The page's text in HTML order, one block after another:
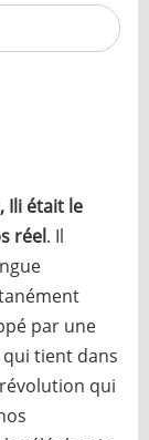
Ili était le
réel. Il
par une
tient dans
qui